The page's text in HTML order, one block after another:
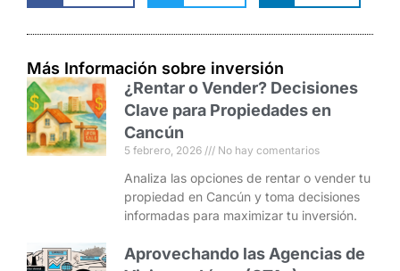
Más Información sobre inversión
¿Rentar o Vender? Decisiones
Clave para Propiedades en
Cancún
5 febrero, 2026 No hay comentarios
Analiza las opciones de rentar o vender tu
propiedad en Cancún y toma decisiones
informadas para maximizar tu inversión.
Aprovechando las Agencias de